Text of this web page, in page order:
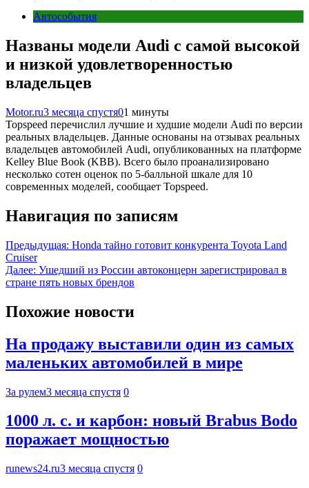
Автособытия
Названы модели Audi с самой высокой
и низкой удовлетворенностью
владельцев
Motor.ru3 месяца спустя01 минуты
Topspeed перечислил лучшие и худшие модели Audi по версии
реальных владельцев. Данные основаны на отзывах реальных
владельцев автомобилей Audi, опубликованных на платформе
Kelley Blue Book (KBB). Всего было проанализировано
несколько сотен оценок по 5-балльной шкале для 10
современных моделей, сообщает Topspeed.
Навигация по записям
Предыдущая: Honda тайно готовит конкурента Toyota Land
Cruiser
Далее: Ушедший из России автоконцерн зарегистрировал в
стране пять новых брендов
Похожие новости
На продажу выставили один из самых
маленьких автомобилей в мире
За рулем3 месяца спустя 0
1000 л. с. и карбон: новый Brabus Bodo
поражает мощностью
runews24.ru3 месяца спустя 0